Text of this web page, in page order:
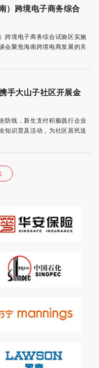
）跨境电子商务综合
跨境电子商务综合试验区实施
会聚焦海南跨境电商发展的关
手大山子社区开展金
防线，新生支付积极践行企业
知识普及活动，为社区居民送